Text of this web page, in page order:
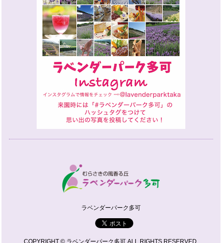
ラベンダーパーク多可
COPYRIGHT © ラベンダーパーク多可 ALL RIGHTS RESERVED.